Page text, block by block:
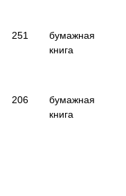
251
бумажная
книга
206
бумажная
книга